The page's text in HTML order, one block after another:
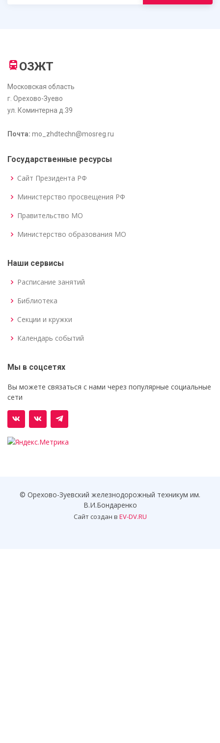
ОЗЖТ
Московская область
г. Орехово-Зуево
ул. Коминтерна д.39
Почта: mo_zhdtechn@mosreg.ru
Государственные ресурсы
Сайт Президента РФ
Министерство просвещения РФ
Правительство МО
Министерство образования МО
Наши сервисы
Расписание занятий
Библиотека
Секции и кружки
Календарь событий
Мы в соцсетях
Вы можете связаться с нами через популярные социальные
сети
© Орехово-Зуевский железнодорожный техникум им.
В.И.Бондаренко
Сайт создан в EV-DV.RU